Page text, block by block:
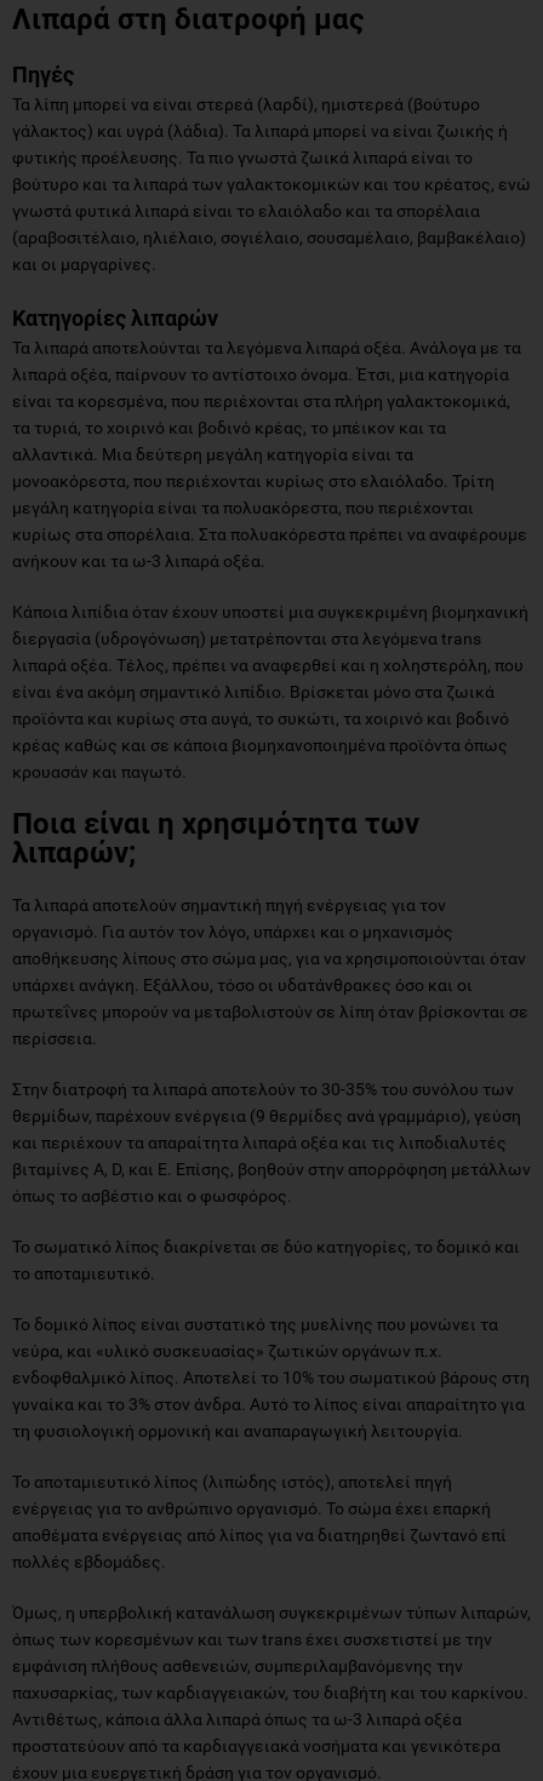
Λιπαρά στη διατροφή μας
Πηγές
Τα λίπη μπορεί να είναι στερεά (λαρδί), ημιστερεά (βούτυρο
γάλακτος) και υγρά (λάδια). Τα λιπαρά μπορεί να είναι ζωικής ή
φυτικής προέλευσης. Τα πιο γνωστά ζωικά λιπαρά είναι το
βούτυρο και τα λιπαρά των γαλακτοκομικών και του κρέατος, ενώ
γνωστά φυτικά λιπαρά είναι το ελαιόλαδο και τα σπορέλαια
(αραβοσιτέλαιο, ηλιέλαιο, σογιέλαιο, σουσαμέλαιο, βαμβακέλαιο)
και οι μαργαρίνες.
Κατηγορίες λιπαρών
Τα λιπαρά αποτελούνται τα λεγόμενα λιπαρά οξέα. Ανάλογα με τα
λιπαρά οξέα, παίρνουν το αντίστοιχο όνομα. Έτσι, μια κατηγορία
είναι τα κορεσμένα, που περιέχονται στα πλήρη γαλακτοκομικά,
τα τυριά, το χοιρινό και βοδινό κρέας, το μπέικον και τα
αλλαντικά. Μια δεύτερη μεγάλη κατηγορία είναι τα
μονοακόρεστα, που περιέχονται κυρίως στο ελαιόλαδο. Τρίτη
μεγάλη κατηγορία είναι τα πολυακόρεστα, που περιέχονται
κυρίως στα σπορέλαια. Στα πολυακόρεστα πρέπει να αναφέρουμε
ανήκουν και τα ω-3 λιπαρά οξέα.
Κάποια λιπίδια όταν έχουν υποστεί μια συγκεκριμένη βιομηχανική
διεργασία (υδρογόνωση) μετατρέπονται στα λεγόμενα trans
λιπαρά οξέα. Τέλος, πρέπει να αναφερθεί και η χοληστερόλη, που
είναι ένα ακόμη σημαντικό λιπίδιο. Βρίσκεται μόνο στα ζωικά
προϊόντα και κυρίως στα αυγά, το συκώτι, τα χοιρινό και βοδινό
κρέας καθώς και σε κάποια βιομηχανοποιημένα προϊόντα όπως
κρουασάν και παγωτό.
Ποια είναι η χρησιμότητα των
λιπαρών;
Τα λιπαρά αποτελούν σημαντική πηγή ενέργειας για τον
οργανισμό. Για αυτόν τον λόγο, υπάρχει και ο μηχανισμός
αποθήκευσης λίπους στο σώμα μας, για να χρησιμοποιούνται όταν
υπάρχει ανάγκη. Εξάλλου, τόσο οι υδατάνθρακες όσο και οι
πρωτεΐνες μπορούν να μεταβολιστούν σε λίπη όταν βρίσκονται σε
περίσσεια.
Στην διατροφή τα λιπαρά αποτελούν το 30-35% του συνόλου των
θερμίδων, παρέχουν ενέργεια (9 θερμίδες ανά γραμμάριο), γεύση
και περιέχουν τα απαραίτητα λιπαρά οξέα και τις λιποδιαλυτές
βιταμίνες Α, D, και Ε. Επίσης, βοηθούν στην απορρόφηση μετάλλων
όπως το ασβέστιο και ο φωσφόρος.
Το σωματικό λίπος διακρίνεται σε δύο κατηγορίες, το δομικό και
το αποταμιευτικό.
Το δομικό λίπος είναι συστατικό της μυελίνης που μονώνει τα
νεύρα, και «υλικό συσκευασίας» ζωτικών οργάνων π.χ.
ενδοφθαλμικό λίπος. Αποτελεί το 10% του σωματικού βάρους στη
γυναίκα και το 3% στον άνδρα. Αυτό το λίπος είναι απαραίτητο για
τη φυσιολογική ορμονική και αναπαραγωγική λειτουργία.
Το αποταμιευτικό λίπος (λιπώδης ιστός), αποτελεί πηγή
ενέργειας για το ανθρώπινο οργανισμό. Το σώμα έχει επαρκή
αποθέματα ενέργειας από λίπος για να διατηρηθεί ζωντανό επί
πολλές εβδομάδες.
Όμως, η υπερβολική κατανάλωση συγκεκριμένων τύπων λιπαρών,
όπως των κορεσμένων και των trans έχει συσχετιστεί με την
εμφάνιση πλήθους ασθενειών, συμπεριλαμβανόμενης την
παχυσαρκίας, των καρδιαγγειακών, του διαβήτη και του καρκίνου.
Αντιθέτως, κάποια άλλα λιπαρά όπως τα ω-3 λιπαρά οξέα
προστατεύουν από τα καρδιαγγειακά νοσήματα και γενικότερα
έχουν μια ευεργετική δράση για τον οργανισμό.